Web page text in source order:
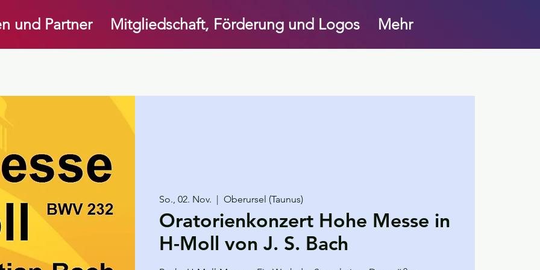
und Partner Mitgliedschaft, Förderung und Logos Mehr
So., 02. Nov. Oberursel (Taunus)
Oratorienkonzert Hohe Messe in
H-Moll von J. S. Bach